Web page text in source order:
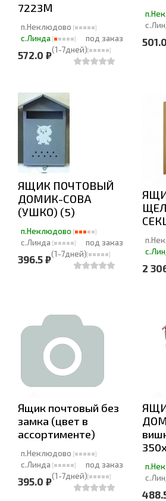
7223М
п.Неклюдово
с.Линда
под заказ
(1-7дней)
572.0 ₽
ЯЩИК ПОЧТОВЫЙ
ДОМИК-СОВА
(УШКО) (5)
п.Неклюдово
с.Линда
под заказ
(1-7дней)
396.5 ₽
2
Ящик почтовый без
замка (цвет в
ассортименте)
п.Неклюдово
с.Линда
под заказ
(1-7дней)
395.0 ₽